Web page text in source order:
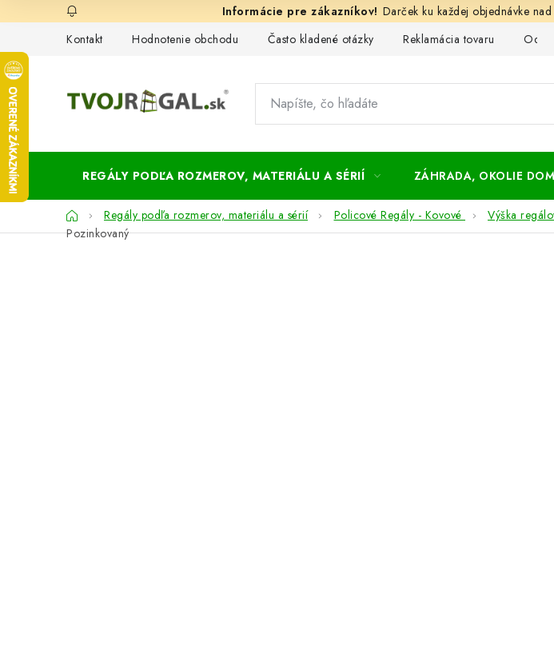
na
Darček ku každej objednávke
Kontakt
Hodnotenie obchodu Často kladené otázky Reklamácia tovaru
REGÁLY PODĽA ROZMEROV, MATERIÁLU A SÉRIÍ ZÁHRADA, OKOLIE
DomovRegály podľa rozmerov, materiálu a sérií Policové Regály - Kovové Výška
Pozinkovaný